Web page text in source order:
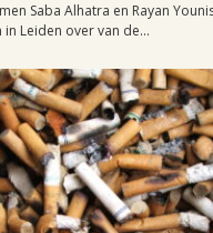
Saba Alhatra en Rayan
in Leiden over van de...